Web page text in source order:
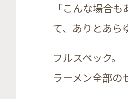
「こんな場合
て、ありとあら
フルスペック。
ラーメン全部の